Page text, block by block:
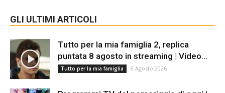
GLI ULTIMI ARTICOLI
Tutto per la mia famiglia 2, replica
puntata 8 agosto in streaming | Video...
Tutto per la mia famiglia 8 Agosto 2026